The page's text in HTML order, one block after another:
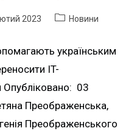
2023 Новини
українським
IT-
Опубліковано: 03
Преображенська,
Преображенського